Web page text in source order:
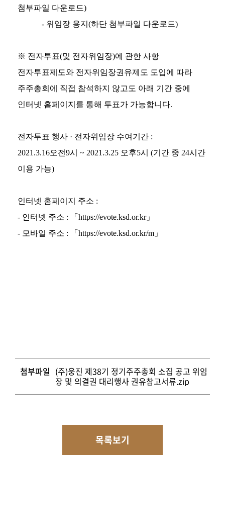
첨부파일 다운로드)
- 위임장 용지(하단 첨부파일 다운로드)
※ 전자투표(및 전자위임장)에 관한 사항
전자투표제도와 전자위임장권유제도 도입에 따라
주주총회에 직접 참석하지 않고도 아래 기간 중에
인터넷 홈페이지를 통해 투표가 가능합니다.
전자투표 행사 · 전자위임장 수여기간 :
2021.3.16오전9시 ~ 2021.3.25 오후5시 (기간 중 24시간
이용 가능)
인터넷 홈페이지 주소 :
- 인터넷 주소 : 「https://evote.ksd.or.kr」
- 모바일 주소 : 「https://evote.ksd.or.kr/m」
첨부파일 (주)웅진 제38기 정기주주총회 소집 공고 위임
장 및 의결권 대리행사 권유참고서류.zip
목록보기